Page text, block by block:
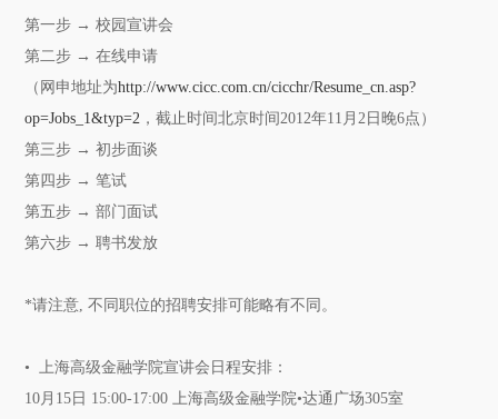
第一步 → 校园宣讲会
第二步 → 在线申请
（网申地址为http://www.cicc.com.cn/cicchr/Resume_cn.asp?
op=Jobs_1&typ=2 ，截止时间北京时间2012年11月2日晚6点）
第三步 → 初步面谈
第四步 → 笔试
第五步 → 部门面试
第六步 → 聘书发放
*请注意, 不同职位的招聘安排可能略有不同。
• 上海高级金融学院宣讲会日程安排：
10月15日 15:00-17:00 上海高级金融学院•达通广场305室